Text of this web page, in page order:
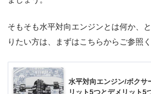
そもそも水平対向エンジンとは何か、
りたい方は、まずはこちらからご参照く
水平対向エンジン/ボクサ
リット5つとデメリット5